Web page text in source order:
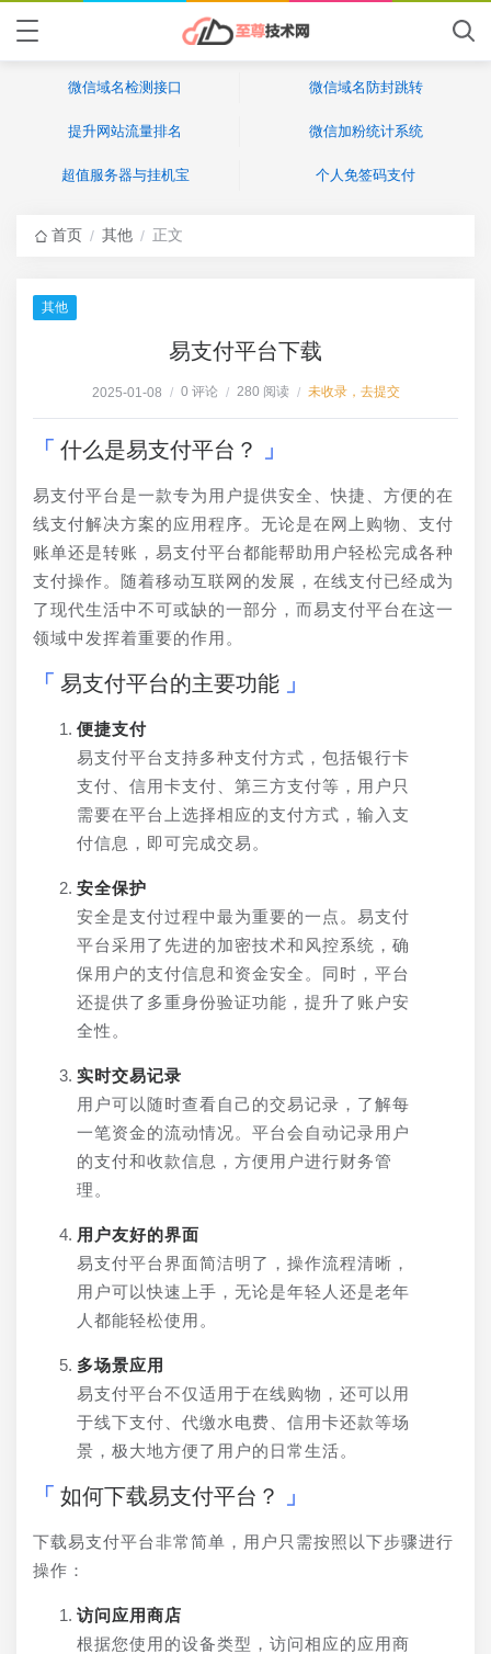
微信域名检测接口 微信域名防封跳转
提升网站流量排名 微信加粉统计系统
超值服务器与挂机宝 个人免签码支付
首页 / 其他 / 正文
其他
易支付平台下载
2025-01-08 / 0 评论 / 280 阅读 / 未收录，去提交
什么是易支付平台？
易支付平台是一款专为用户提供安全、快捷、方便的在
线支付解决方案的应用程序。无论是在网上购物、支付
账单还是转账，易支付平台都能帮助用户轻松完成各种
支付操作。随着移动互联网的发展，在线支付已经成为
了现代生活中不可或缺的一部分，而易支付平台在这一
领域中发挥着重要的作用。
易支付平台的主要功能
便捷支付
易支付平台支持多种支付方式，包括银行卡
支付、信用卡支付、第三方支付等，用户只
需要在平台上选择相应的支付方式，输入支
付信息，即可完成交易。
安全保护
安全是支付过程中最为重要的一点。易支付
平台采用了先进的加密技术和风控系统，确
保用户的支付信息和资金安全。同时，平台
还提供了多重身份验证功能，提升了账户安
全性。
实时交易记录
用户可以随时查看自己的交易记录，了解每
一笔资金的流动情况。平台会自动记录用户
的支付和收款信息，方便用户进行财务管
理。
用户友好的界面
易支付平台界面简洁明了，操作流程清晰，
用户可以快速上手，无论是年轻人还是老年
人都能轻松使用。
多场景应用
易支付平台不仅适用于在线购物，还可以用
于线下支付、代缴水电费、信用卡还款等场
景，极大地方便了用户的日常生活。
如何下载易支付平台？
下载易支付平台非常简单，用户只需按照以下步骤进行
操作：
访问应用商店
根据您使用的设备类型，访问相应的应用商